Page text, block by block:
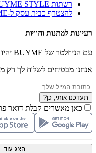
רשתות BUYME STYLE
להצטרף כבית עסק ל-BUYME
רעיונות למתנות וחוויות
עם הניוזלטר של BUYME יהיו לך תמיד רעיונות מפתיעים למתנות וחוויות.
אנחנו מבטיחים לשלוח לך רק
תעדכנו אותי, כן?
כאן מאשרים קבלת דואר
הצג עוד